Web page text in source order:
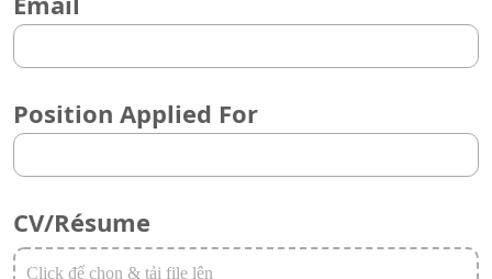
Position Applied For
CV/Résume